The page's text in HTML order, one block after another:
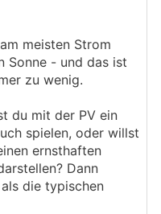
ist die
es schon ziemlich
- da
wieviel reden wir
zahlen würde
dringend mehr
(Stichwort "Mach
meisten Strom
Sonne - und das ist
zu wenig.
du mit der PV ein
spielen, oder willst
ernsthaften
Dann
die typischen